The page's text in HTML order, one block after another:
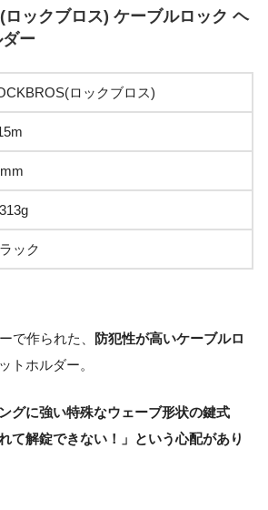
ックブロス) ケーブルロック ヘ
ー
ロックブロス)
ック
で作られた、
防犯性が高いケーブルロ
トホルダー。
グに強い特殊なウェーブ形状の鍵式
て解錠できない！」という心配があり